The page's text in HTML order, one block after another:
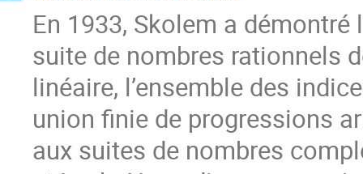
En 1933, Skolem a
suite de nombres rationnels
linéaire, l’ensemble des
union finie de progressions
aux suites de nombres